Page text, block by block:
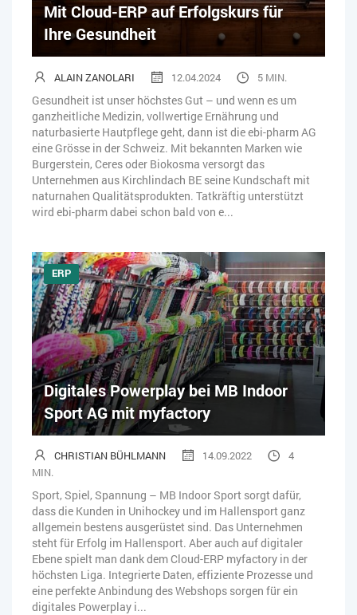
Mit Cloud-ERP auf Erfolgskurs für
Ihre Gesundheit
ALAIN ZANOLARI 12.04.2024 5 MIN.
Gesundheit ist unser höchstes Gut – und wenn es um
ganzheitliche Medizin, vollwertige Ernährung und
naturbasierte Hautpflege geht, dann ist die ebi-pharm AG
eine Grösse in der Schweiz. Mit bekannten Marken wie
Burgerstein, Ceres oder Biokosma versorgt das
Unternehmen aus Kirchlindach BE seine Kundschaft mit
naturnahen Qualitätsprodukten. Tatkräftig unterstützt
wird ebi-pharm dabei schon bald von e...
Digitales Powerplay bei MB Indoor
Sport AG mit myfactory
ERP
CHRISTIAN BÜHLMANN 14.09.2022
4
MIN.
Sport, Spiel, Spannung – MB Indoor Sport sorgt dafür,
dass die Kunden in Unihockey und im Hallensport ganz
allgemein bestens ausgerüstet sind. Das Unternehmen
steht für Erfolg im Hallensport. Aber auch auf digitaler
Ebene spielt man dank dem Cloud-ERP myfactory in der
höchsten Liga. Integrierte Daten, effiziente Prozesse und
eine perfekte Anbindung des Webshops sorgen für ein
digitales Powerplay i...